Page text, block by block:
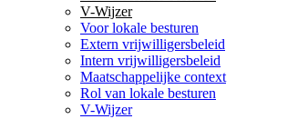
V-Wijzer
Voor lokale besturen
Extern vrijwilligersbeleid
Intern vrijwilligersbeleid
Maatschappelijke context
Rol van lokale besturen
V-Wijzer